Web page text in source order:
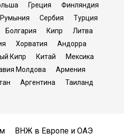
Греция
Финляндия
Румыния Сербия
Турция
Болгария Кипр
Литва
Хорватия
Андорра
Кипр Китай
Мексика
Молдова
Армения
Аргентина Таиланд
ВНЖ в Европе и ОАЭ